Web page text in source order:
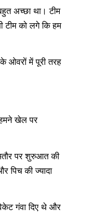
अच्छा था। टीम
टीम को लगे कि हम
ओवरों में पूरी तरह
हमने खेल पर
पर शुरुआत की
पिच की ज्यादा
गंवा दिए थे और